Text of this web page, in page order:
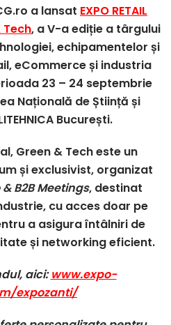
a lansat EXPO RETAIL
Tech, a V-a ediție a târgului
echipamentelor și
eCommerce și industria
23 – 24 septembrie
Națională de Știință și
București.
Green & Tech este un
și exclusivist, organizat
B2B Meetings, destinat
cu acces doar pe
a asigura întâlniri de
și networking eficient.
aici:www.expo-
expozanti/